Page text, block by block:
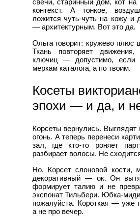
контекст. А тонкое,
ложится чуть-чуть на кожу и
— архитектурным. Вот это да.
Ольга говорит: кружево плюс
Ткань повторяет
ключиц — допустимо, если
меркам каталога, а по твоим.
Косеты
эпохи — и да, и
Корсеты вернулись.
огонь. А теперь перенеси
зал, где кто-то роняет
разбирает волосы. Не
Но. Корсет слоновой кости,
декоративный — ок. Он
формирует талию и не
экспонат Тильбери. Юбка-
пожалуйста. Короткая — уже
а не про вечер.